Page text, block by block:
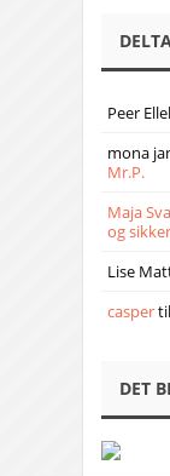
Peer
mona
Mr.P.
Maja
og
Lise
caspertil
DET